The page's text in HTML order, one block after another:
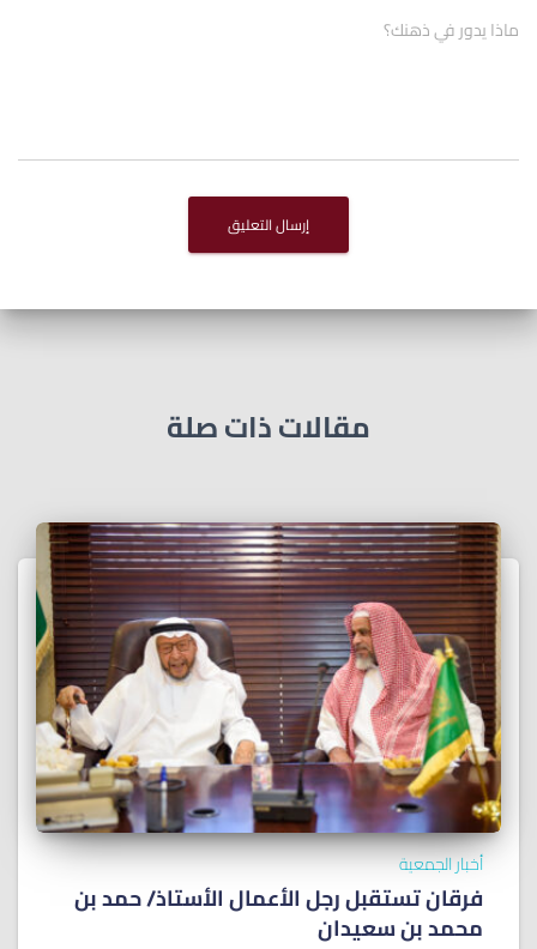
ماذا يدور في ذهنك؟
مقالات ذات صلة
أخبار الجمعية
فرقان تستقبل رجل الأعمال الأستاذ/ ﺣﻤﺪ ﺑﻦ
ﻣﺤﻤﺪ ﺑﻦ ﺳﻌﻴﺪان